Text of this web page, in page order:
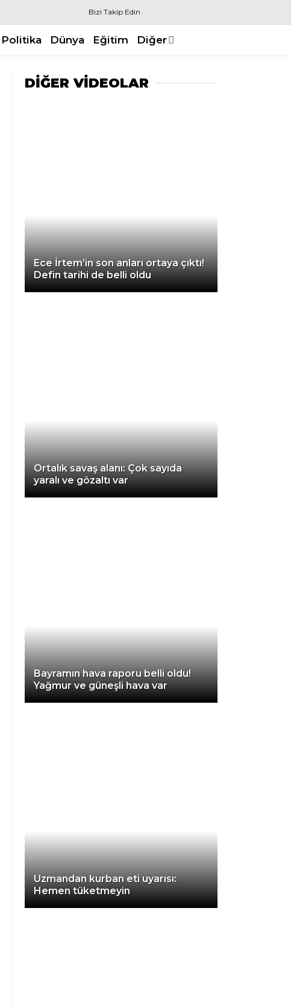
Magazin
Politika
Dünya
Instagram
Youtube
Bizi Takip Edin
Politika Dünya Eğitim Diğer
DİĞER VİDEOLAR
Ece İrtem’in son anları ortaya çıktı!
Defin tarihi de belli oldu
Ortalık savaş alanı: Çok sayıda
yaralı ve gözaltı var
Bayramın hava raporu belli oldu!
Yağmur ve güneşli hava var
Uzmandan kurban eti uyarısı:
Hemen tüketmeyin